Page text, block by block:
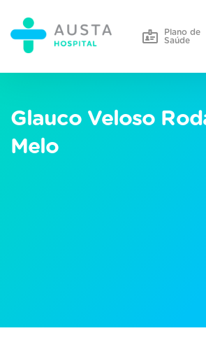
Plano de
Saúde
Glauco Veloso
Melo